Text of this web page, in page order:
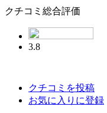
クチコミ総合評価
3.8
クチコミを投稿
お気に入りに登録